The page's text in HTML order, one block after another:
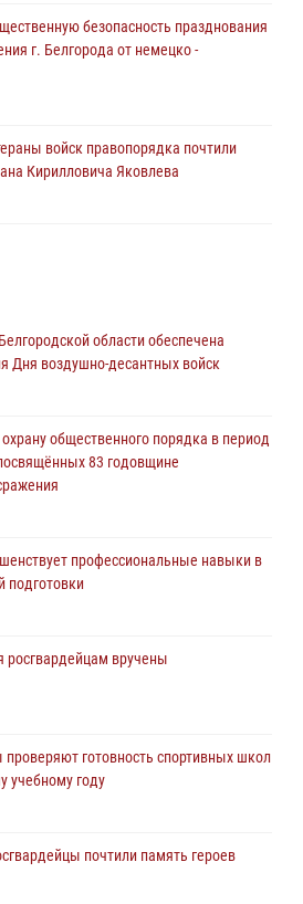
безопасность празднования
г. Белгорода от немецко -
войск правопорядка почтили
Кирилловича Яковлева
владельцев оружия не
при атаке FPV-дрона ВСУ жителя
пресекли свыше 130
подозреваемую в краже
области обеспечена
Дня воздушно-десантных войск
общественного порядка в период
83 годовщине
профессиональные навыки в
подготовки
росгвардейцам вручены
готовность спортивных школ
учебному году
почтили память героев